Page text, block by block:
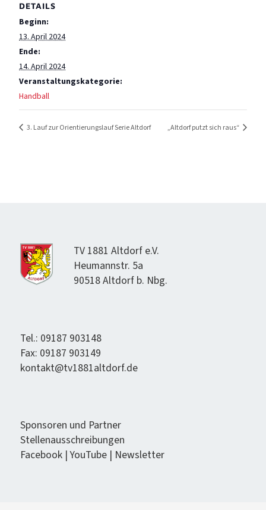
DETAILS
Beginn:
13. April 2024
Ende:
14. April 2024
Veranstaltungskategorie:
Handball
3. Lauf zur Orientierungslauf Serie Altdorf „Altdorf putzt sich raus“
TV 1881 Alt­dorf e.V.
Heumannstr. 5a
90518 Alt­dorf b. Nbg.
Tel.: 09187 903148
Fax: 09187 903149
kontakt@tv1881altdorf.de
Spon­soren und Partner
Stel­lenauss­chrei­bun­gen
Face­book|YouTube| Newslet­ter